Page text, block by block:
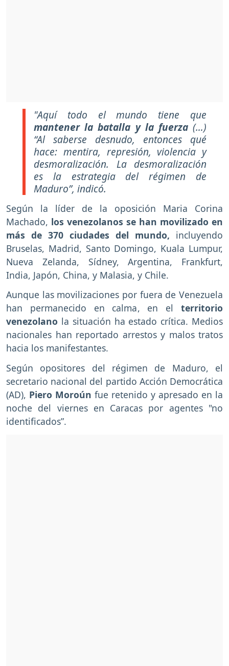
"Aquí todo el mundo tiene que
mantener la batalla y la fuerza(…)
“Al saberse desnudo, entonces qué
hace: mentira, represión, violencia y
desmoralización. La desmoralización
es la estrategia del régimen de
Maduro”, indicó.
Según la líder de la oposición Maria Corina
Machado, los venezolanos se han movilizado en
más de 370 ciudades del mundo, incluyendo
Bruselas, Madrid, Santo Domingo, Kuala Lumpur,
Nueva Zelanda, Sídney, Argentina, Frankfurt,
India, Japón, China, y Malasia, y Chile.
Aunque las movilizaciones por fuera de Venezuela
han permanecido en calma, en el territorio
venezolano la situación ha estado crítica. Medios
nacionales han reportado arrestos y malos tratos
hacia los manifestantes.
Según opositores del régimen de Maduro, el
secretario nacional del partido Acción Democrática
(AD), Piero Moroún fue retenido y apresado en la
noche del viernes en Caracas por agentes "no
identificados”.